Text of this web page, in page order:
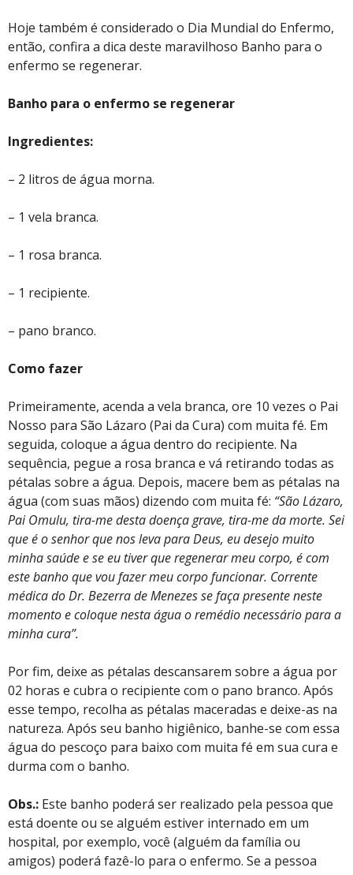
Hoje também é considerado o Dia Mundial do Enfermo,
então, confira a dica deste maravilhoso Banho para o
enfermo se regenerar.
Banho para o enfermo se regenerar
Ingredientes:
– 2 litros de água morna.
– 1 vela branca.
– 1 rosa branca.
– 1 recipiente.
– pano branco.
Como fazer
Primeiramente, acenda a vela branca, ore 10 vezes o Pai
Nosso para São Lázaro (Pai da Cura) com muita fé. Em
seguida, coloque a água dentro do recipiente. Na
sequência, pegue a rosa branca e vá retirando todas as
pétalas sobre a água. Depois, macere bem as pétalas na
água (com suas mãos) dizendo com muita fé: “São Lázaro,
Pai Omulu, tira-me desta doença grave, tira-me da morte. Sei
que é o senhor que nos leva para Deus, eu desejo muito
minha saúde e se eu tiver que regenerar meu corpo, é com
este banho que vou fazer meu corpo funcionar. Corrente
médica do Dr. Bezerra de Menezes se faça presente neste
momento e coloque nesta água o remédio necessário para a
minha cura”.
Por fim, deixe as pétalas descansarem sobre a água por
02 horas e cubra o recipiente com o pano branco. Após
esse tempo, recolha as pétalas maceradas e deixe-as na
natureza. Após seu banho higiênico, banhe-se com essa
água do pescoço para baixo com muita fé em sua cura e
durma com o banho.
Obs.: Este banho poderá ser realizado pela pessoa que
está doente ou se alguém estiver internado em um
hospital, por exemplo, você (alguém da família ou
amigos) poderá fazê-lo para o enfermo. Se a pessoa